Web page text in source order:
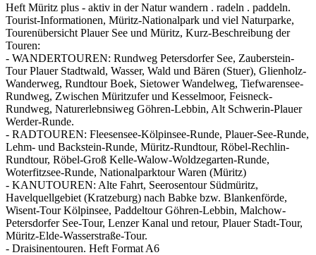
Heft Müritz plus - aktiv in der Natur wandern . radeln . paddeln.
Tourist-Informationen, Müritz-Nationalpark und viel Naturparke,
Tourenübersicht Plauer See und Müritz, Kurz-Beschreibung der
Touren:
- WANDERTOUREN: Rundweg Petersdorfer See, Zauberstein-
Tour Plauer Stadtwald, Wasser, Wald und Bären (Stuer), Glienholz-
Wanderweg, Rundtour Boek, Sietower Wandelweg, Tiefwarensee-
Rundweg, Zwischen Müritzufer und Kesselmoor, Feisneck-
Rundweg, Naturerlebnsiweg Göhren-Lebbin, Alt Schwerin-Plauer
Werder-Runde.
- RADTOUREN: Fleesensee-Kölpinsee-Runde, Plauer-See-Runde,
Lehm- und Backstein-Runde, Müritz-Rundtour, Röbel-Rechlin-
Rundtour, Röbel-Groß Kelle-Walow-Woldzegarten-Runde,
Woterfitzsee-Runde, Nationalparktour Waren (Müritz)
- KANUTOUREN: Alte Fahrt, Seerosentour Südmüritz,
Havelquellgebiet (Kratzeburg) nach Babke bzw. Blankenförde,
Wisent-Tour Kölpinsee, Paddeltour Göhren-Lebbin, Malchow-
Petersdorfer See-Tour, Lenzer Kanal und retour, Plauer Stadt-Tour,
Müritz-Elde-Wasserstraße-Tour.
- Draisinentouren. Heft Format A6